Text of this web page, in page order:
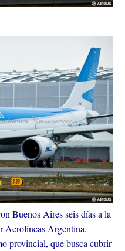
Buenos Aires seis días a la
Aerolíneas Argentina,
provincial, que busca cubrir